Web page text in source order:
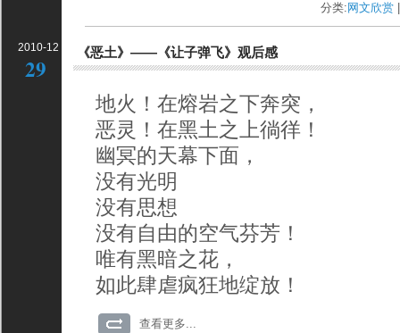
分类: 网文欣赏
2010-12
29
《恶土》——《让子弹飞》观后感
地火！在熔岩之下奔突，
恶灵！在黑土之上徜徉！
幽冥的天幕下面，
没有光明
没有思想
没有自由的空气芬芳！
唯有黑暗之花，
如此肆虐疯狂地绽放！
查看更多...